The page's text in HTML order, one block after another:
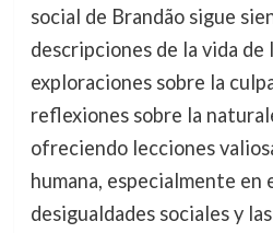
social de Brandão sigue
descripciones de la vida de
exploraciones sobre la
reflexiones sobre la
ofreciendo lecciones
humana, especialmente en
desigualdades sociales y